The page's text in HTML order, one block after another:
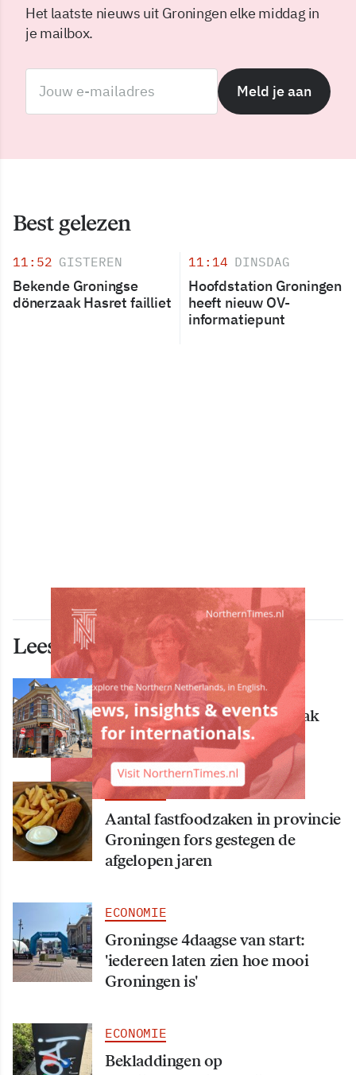
Het laatste nieuws uit Groningen elke middag in
je mailbox.
Meld je aan
Best gelezen
11:52 GISTEREN
Bekende Groningse
dönerzaak Hasret failliet
11:14 DINSDAG
Hoofdstation Groningen
heeft nieuw OV-
informatiepunt
Lees ook deze artikelen
ECONOMIE
Bekende Groningse dönerzaak
Hasret failliet
ECONOMIE
Aantal fastfoodzaken in provincie
Groningen fors gestegen de
afgelopen jaren
ECONOMIE
Groningse 4daagse van start:
'iedereen laten zien hoe mooi
Groningen is'
ECONOMIE
Bekladdingen op